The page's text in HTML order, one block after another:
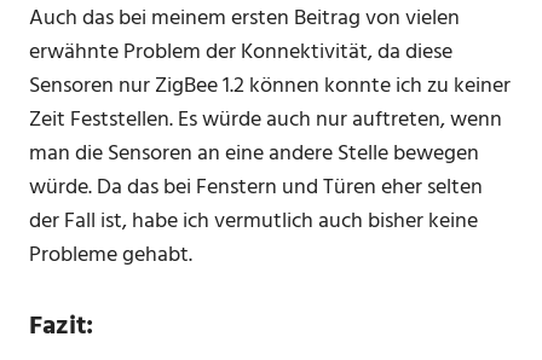
Auch das bei meinem ersten Beitrag von vielen
erwähnte Problem der Konnektivität, da diese
Sensoren nur ZigBee 1.2 können konnte ich zu keiner
Zeit Feststellen. Es würde auch nur auftreten, wenn
man die Sensoren an eine andere Stelle bewegen
würde. Da das bei Fenstern und Türen eher selten
der Fall ist, habe ich vermutlich auch bisher keine
Probleme gehabt.
Fazit: